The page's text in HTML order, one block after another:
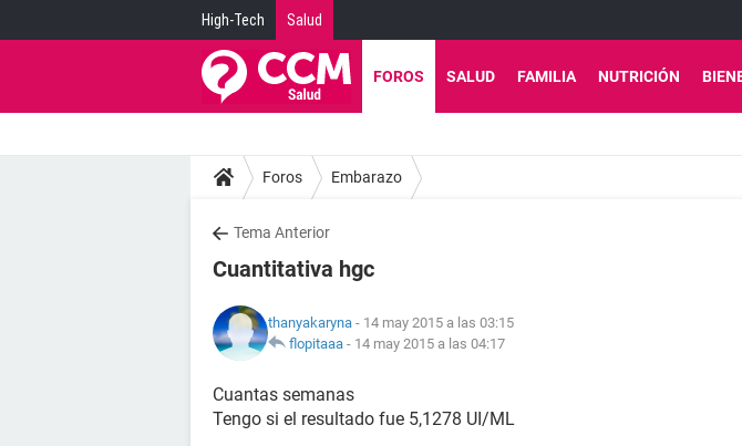
High-Tech Salud
FOROS SALUD FAMILIA NUTRICIÓN
Foros Embarazo
Tema Anterior
Cuantitativa hgc
thanyakaryna - 14 may 2015 a las 03:15
flopitaaa - 14 may 2015 a las 04:17
Cuantas semanas
Tengo si el resultado fue 5,1278 UI/ML